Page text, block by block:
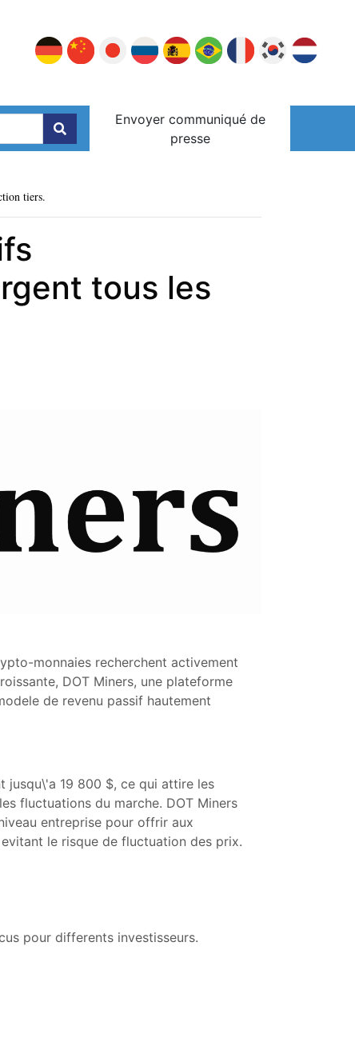
Envoyer communiqué de
presse
tiers.
tous les
monnaies recherchent activement
DOT Miners, une plateforme
de revenu passif hautement
jusqu\'a 19 800 $, ce qui attire les
fluctuations du marche. DOT Miners
entreprise pour offrir aux
le risque de fluctuation des prix.
pour differents investisseurs.